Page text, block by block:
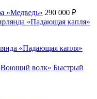
«Медведь» 290 000 ₽
«Падающая капля»
Быстрый